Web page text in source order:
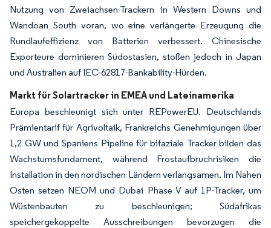
Nutzung von Zweiachsen-Trackern in Western Downs und
Wandoan South voran, wo eine verlängerte Erzeugung die
Rundlaufeffizienz von Batterien verbessert. Chinesische
Exporteure dominieren Südostasien, stoßen jedoch in Japan
und Australien auf IEC-62817-Bankability-Hürden.
Markt für Solartracker in EMEA und Lateinamerika
Europa beschleunigt sich unter REPowerEU. Deutschlands
Prämientarif für Agrivoltaik, Frankreichs Genehmigungen über
1,2 GW und Spaniens Pipeline für bifaziale Tracker bilden das
Wachstumsfundament, während Frostaufbruchrisiken die
Installation in den nordischen Ländern verlangsamen. Im Nahen
Osten setzen NEOM und Dubai Phase V auf 1P-Tracker, um
Wüstenbauten zu beschleunigen; Südafrikas
speichergekoppelte Ausschreibungen bevorzugen die